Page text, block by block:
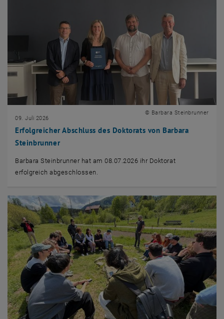
Erfolgreicher Abschluss des Doktorats von Barbara
Steinbrunner
09. Juli 2026
© Barbara Steinbrunner
Barbara Steinbrunner hat am 08.07.2026 ihr Doktorat
erfolgreich abgeschlossen.